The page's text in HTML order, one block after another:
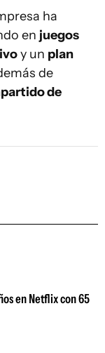
ha
en juegos
y un plan
de
de
en Netflix con 65